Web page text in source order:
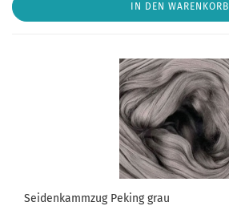
IN DEN WARENKORB
Seidenkammzug Peking grau